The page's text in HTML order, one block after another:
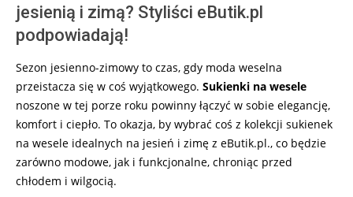
jesienią i zimą? Styliści eButik.pl
podpowiadają!
Sezon jesienno-zimowy to czas, gdy moda weselna
przeistacza się w coś wyjątkowego. Sukienki na wesele
noszone w tej porze roku powinny łączyć w sobie elegancję,
komfort i ciepło. To okazja, by wybrać coś z kolekcji sukienek
na wesele idealnych na jesień i zimę z eButik.pl., co będzie
zarówno modowe, jak i funkcjonalne, chroniąc przed
chłodem i wilgocią.